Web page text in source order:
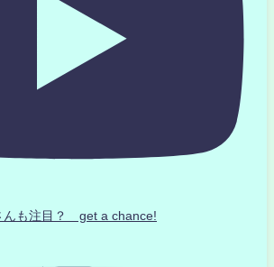
んも注目？ get a chance!